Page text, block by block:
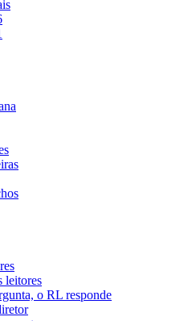
leitores
o RL responde